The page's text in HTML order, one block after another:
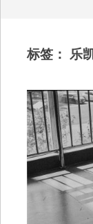
标签： 乐